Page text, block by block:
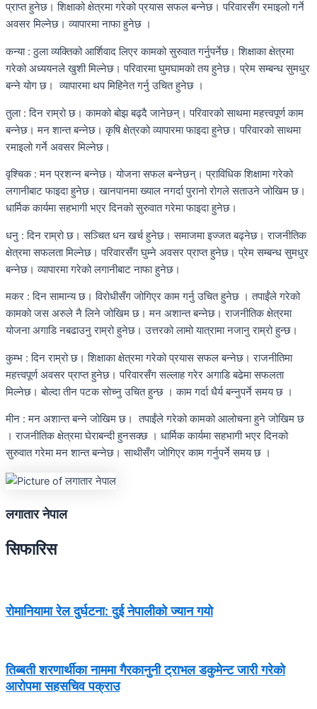
प्राप्त हुनेछ। शिक्षाको क्षेत्रमा गरेको प्रयास सफल बन्नेछ। परिवारसँग रमाइलो गर्ने
अवसर मिल्नेछ। व्यापारमा नाफा हुनेछ ।
कन्या : ठुला व्यक्तिको आर्शिवाद लिएर कामको सुरुवात गर्नुपर्नेछ। शिक्षाका क्षेत्रमा
गरेको अध्ययनले खुशी मिल्नेछ। परिवारमा घुमघामको तय हुनेछ। प्रेम सम्बन्ध सुमधुर
बन्ने योग छ। व्यापारमा थप मिहिनेत गर्नु उचित हुनेछ ।
तुला : दिन राम्रो छ। कामको बोझ बढ्दै जानेछन्। परिवारको साथमा महत्त्वपूर्ण काम
बन्नेछ। मन शान्त बन्नेछ। कृषि क्षेत्रको व्यापारमा फाइदा हुनेछ। परिवारको साथमा
रमाइलो गर्ने अवसर मिल्नेछ।
वृश्चिक : मन प्रशन्न बन्नेछ। योजना सफल बन्नेछन्। प्राविधिक शिक्षामा गरेको
लगानीबाट फाइदा हुनेछ। खानपानमा ख्याल नगर्दा पुरानो रोगले सताउने जोखिम छ।
धार्मिक कार्यमा सहभागी भएर दिनको सुरुवात गरेमा फाइदा हुनेछ।
धनु : दिन राम्रो छ। सञ्चित धन खर्च हुनेछ। समाजमा इज्जत बढ्नेछ। राजनीतिक
क्षेत्रमा सफलता मिल्नेछ। परिवारसँग घुम्ने अवसर प्राप्त हुनेछ। प्रेम सम्बन्ध सुमधुर
बन्नेछ। व्यापारमा गरेको लगानीबाट नाफा हुनेछ।
मकर : दिन सामान्य छ। विरोधीसँग जोगिएर काम गर्नु उचित हुनेछ । तपाईंले गरेको
कामको जस अरुले नै लिने जोखिम छ। मन अशान्त बन्नेछ। राजनीतिक क्षेत्रमा
योजना अगाडि नबढाउनु राम्रो हुनेछ। उत्तरको लामो यात्रामा नजानु राम्रो हुन्छ।
कुम्भ : दिन राम्रो छ। शिक्षाका क्षेत्रमा गरेको प्रयास सफल बन्नेछ। राजनीतिमा
महत्त्वपूर्ण अवसर प्राप्त हुनेछ। परिवारसँग सल्लाह गरेर अगाडि बढेमा सफलता
मिल्नेछ। बोल्दा तीन पटक सोच्नु उचित हुन्छ । काम गर्दा धैर्य बन्नुपर्ने समय छ ।
मीन : मन अशान्त बन्ने जोखिम छ। तपाईंले गरेको कामको आलोचना हुने जोखिम छ
। राजनीतिक क्षेत्रमा घेराबन्दी हुनसक्छ । धार्मिक कार्यमा सहभागी भएर दिनको
सुरुवात गरेमा मन शान्त बन्नेछ। साथीसँग जोगिएर काम गर्नुपर्ने समय छ ।
लगातार नेपाल
सिफारिस
रोमानियामा रेल दुर्घटना: दुई नेपालीको ज्यान गयो
तिब्बती शरणार्थीका नाममा गैरकानुनी ट्राभल डकुमेन्ट जारी गरेको
आरोपमा सहसचिव पक्राउ